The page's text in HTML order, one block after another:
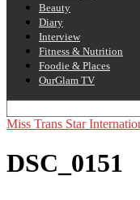
Beauty
Diary
Interview
Fitness & Nutrition
Foodie & Places
OurGlam TV
Miss Trans Star
DSC_0151